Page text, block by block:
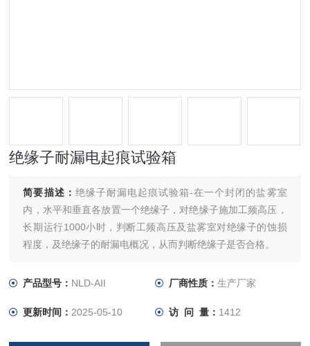
绝缘子耐漏电起痕试验箱
简要描述： 绝缘子耐漏电起痕试验箱-在一个封闭的盐雾室
内，水平和垂直各放置一个绝缘子，对绝缘子施加工频高压，
长期运行1000小时，判断工频高压及盐雾室对绝缘子的蚀损
程度，及绝缘子的耐漏电概况，从而判断绝缘子是否合格。
产品型号： NLD-AII 厂商性质： 生产厂家
更新时间： 2025-05-10 访 问 量： 1412